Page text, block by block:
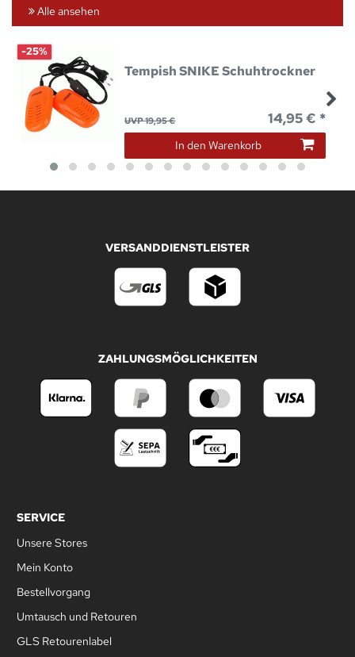
Alle ansehen
-25%
Tempish SNIKE Schuhtrockner
UVP 19,95 € 14,95 € *
In den Warenkorb
VERSANDDIENSTLEISTER
ZAHLUNGSMÖGLICHKEITEN
SERVICE
Unsere Stores
Mein Konto
Bestellvorgang
Umtausch und Retouren
GLS Retourenlabel